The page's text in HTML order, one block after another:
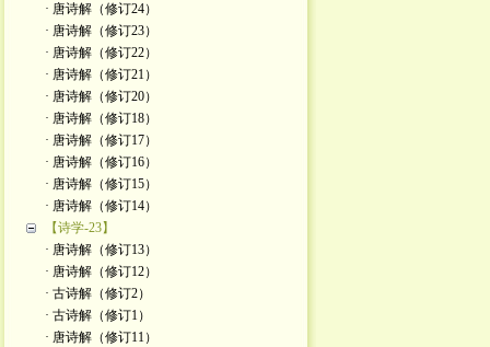
· 唐诗解（修订24）
· 唐诗解（修订23）
· 唐诗解（修订22）
· 唐诗解（修订21）
· 唐诗解（修订20）
· 唐诗解（修订18）
· 唐诗解（修订17）
· 唐诗解（修订16）
· 唐诗解（修订15）
· 唐诗解（修订14）
【诗学-23】
· 唐诗解（修订13）
· 唐诗解（修订12）
· 古诗解（修订2）
· 古诗解（修订1）
· 唐诗解（修订11）